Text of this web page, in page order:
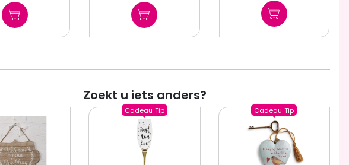
Zoekt u iets anders?
Cadeau Tip Cadeau Tip